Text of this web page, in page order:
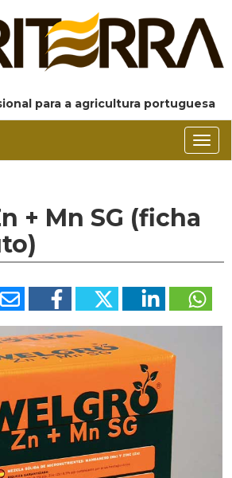
para a agricultura portuguesa
+ Mn SG (ficha